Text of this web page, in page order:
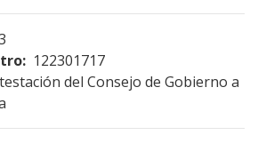
122301717
del Consejo de Gobierno a